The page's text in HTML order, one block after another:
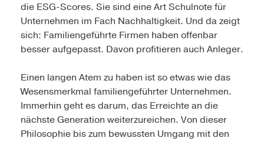
die ESG-Scores. Sie sind eine Art Schulnote für
Unternehmen im Fach Nachhaltigkeit. Und da zeigt
sich: Familiengeführte Firmen haben offenbar
besser aufgepasst. Davon profitieren auch Anleger.
Einen langen Atem zu haben ist so etwas wie das
Wesensmerkmal familien­geführter Unternehmen.
Immerhin geht es darum, das Erreichte an die
nächste Generation weiterzureichen. Von dieser
Philosophie bis zum bewussten Umgang mit den